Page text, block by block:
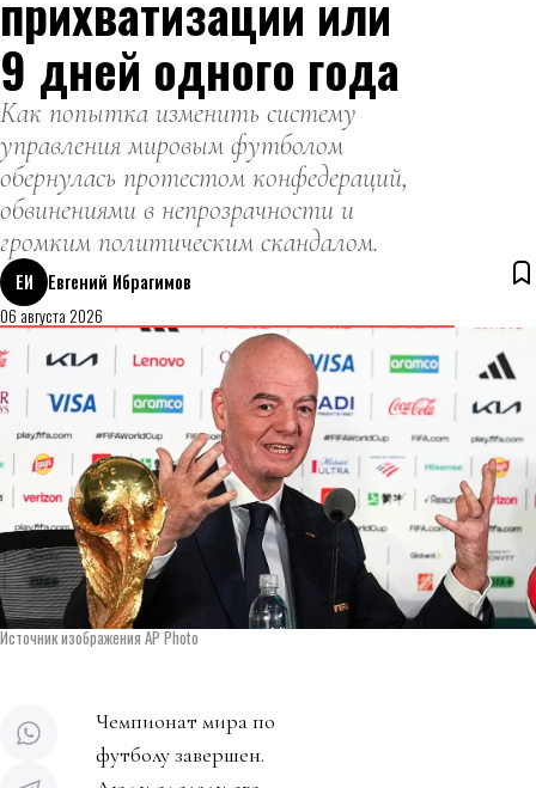
прихватизации или
9 дней одного года
Как попытка изменить систему
управления мировым футболом
обернулась протестом конфедераций,
обвинениями в непрозрачности и
громким политическим скандалом.
ЕИ
Евгений Ибрагимов
06 августа 2026
Источник изображения AP Photo
Чемпионат мира по
футболу завершен.